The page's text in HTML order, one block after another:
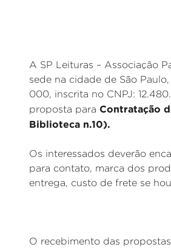
A SP Leituras – Associação
sede na cidade de São
000, inscrita no CNPJ:
proposta para Contratação
Biblioteca n.10).
Os interessados deverão
para contato, marca dos
entrega, custo de frete se
O recebimento das